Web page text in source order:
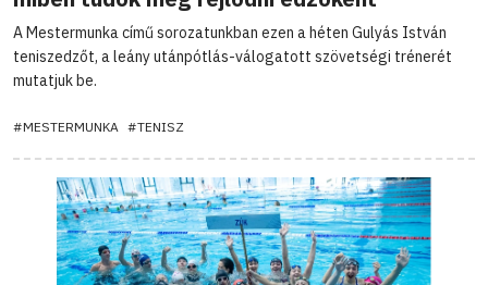
A Mestermunka című sorozatunkban ezen a héten Gulyás István
teniszedzőt, a leány utánpótlás-válogatott szövetségi trénerét
mutatjuk be.
#MESTERMUNKA #TENISZ